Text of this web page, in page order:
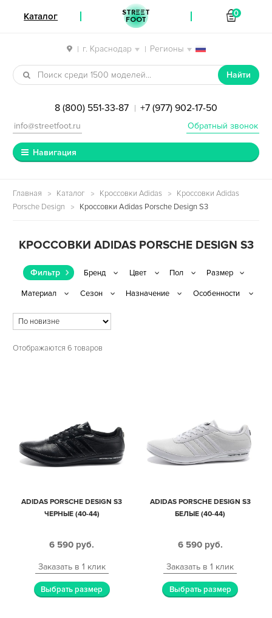
| г. Краснодар | Регионы
Перейти к навигации
Перейти к содержимому
Найти
8 (800) 551-33-87 | +7 (977) 902-17-50
Обратный звонок
info@streetfoot.ru
Навигация
Главная Каталог Кроссовки Adidas
Кроссовки Adidas
Porsche Design
Кроссовки Adidas Porsche Design S3
КРОССОВКИ ADIDAS PORSCHE DESIGN S3
Фильтр
Отображаются 6 товаров
ADIDAS PORSCHE DESIGN S3
ЧЕРНЫЕ (40-44)
6 590 руб.
Заказать в 1 клик
Выбрать размер
ADIDAS PORSCHE DESIGN S3
БЕЛЫЕ (40-44)
6 590 руб.
Заказать в 1 клик
Выбрать размер
Каталог STREET
FOOT
0